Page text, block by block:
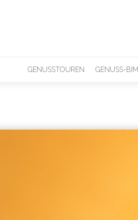
GENUSSTOUREN GENUSS-BIM